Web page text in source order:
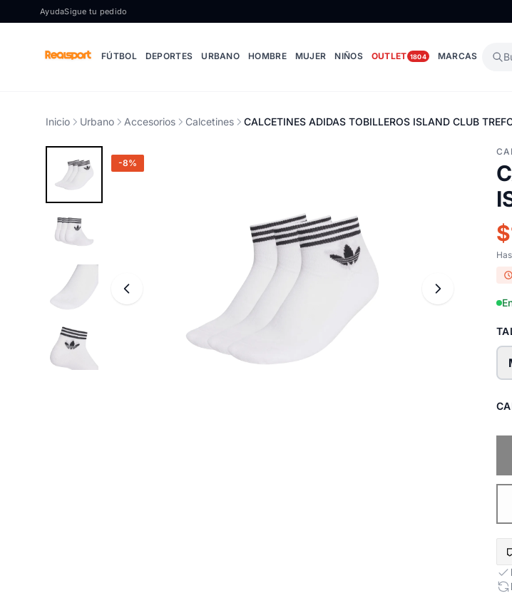
Ir al contenido
AyudaSigue tu pedido
FÚTBOL DEPORTES URBANO HOMBRE MUJER NIÑOS OUTLET 1804 MARCAS
Inicio Urbano Accesorios Calcetines CALCETINES ADIDAS TOBILLEROS ISLAND CLUB
-8%